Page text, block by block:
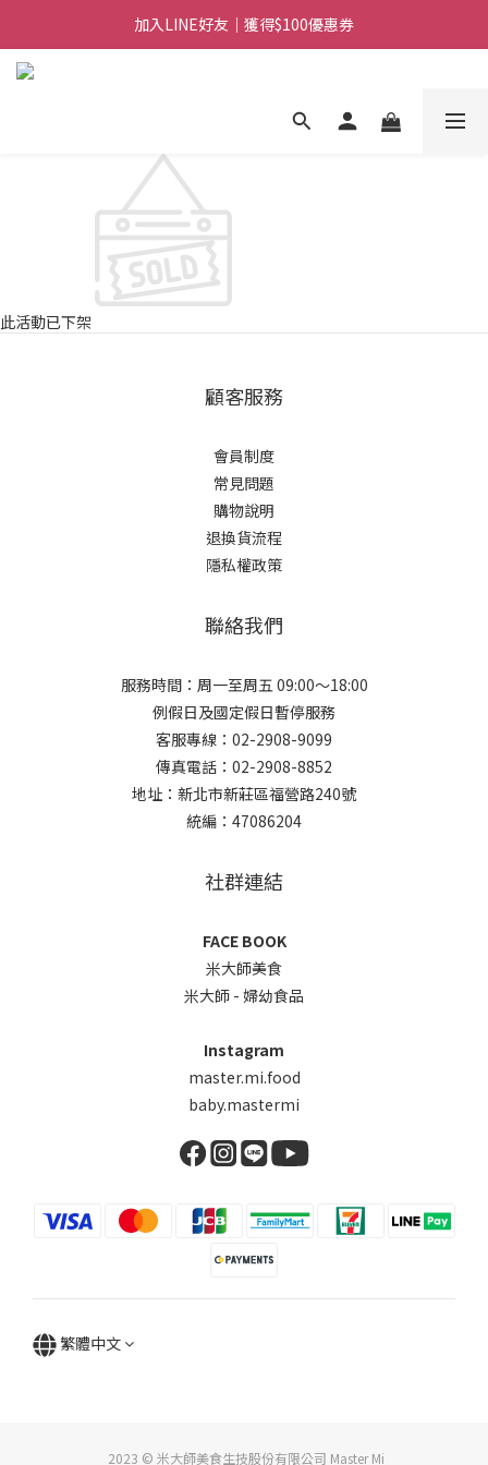
日常備糧專區｜常溫香米白粥
加入LINE好友｜獲得$100優惠券
日常備糧專區｜常溫香米白粥
此活動已下架
顧客服務
會員制度
常見問題
購物說明
退換貨流程
隱私權政策
聯絡我們
服務時間：周一至周五 09:00～18:00
例假日及國定假日暫停服務
客服專線：02-2908-9099
傳真電話：02-2908-8852
地址：新北市新莊區福營路240號
統編：47086204
社群連結
FACE BOOK
米大師美食
米大師 - 婦幼食品
Instagram
master.mi.food
baby.mastermi
繁體中文
2023 © 米大師美食生技股份有限公司 Master Mi